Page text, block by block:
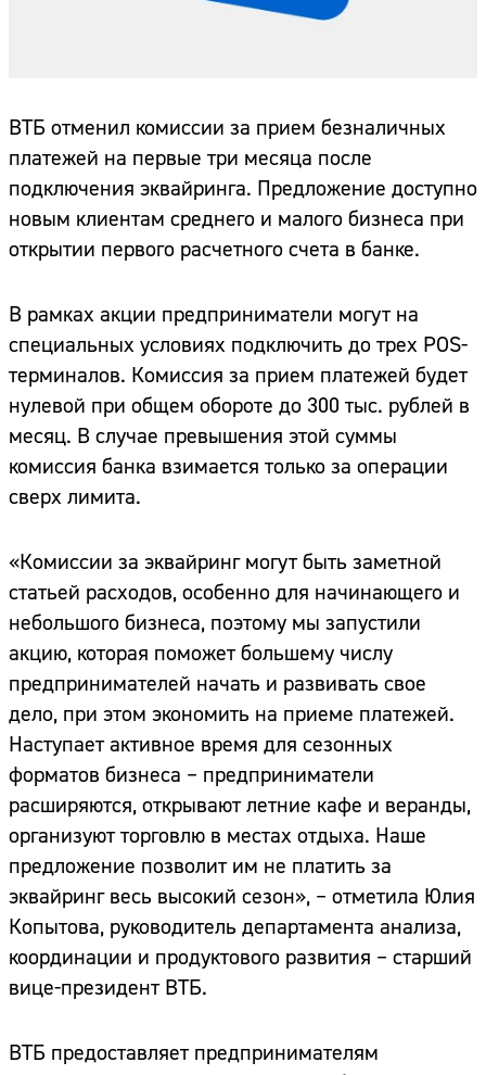
ВТБ отменил комиссии за прием безналичных
платежей на первые три месяца после
подключения эквайринга. Предложение доступно
новым клиентам среднего и малого бизнеса при
открытии первого расчетного счета в банке.
В рамках акции предприниматели могут на
специальных условиях подключить до трех POS-
терминалов. Комиссия за прием платежей будет
нулевой при общем обороте до 300 тыс. рублей в
месяц. В случае превышения этой суммы
комиссия банка взимается только за операции
сверх лимита.
«Комиссии за эквайринг могут быть заметной
статьей расходов, особенно для начинающего и
небольшого бизнеса, поэтому мы запустили
акцию, которая поможет большему числу
предпринимателей начать и развивать свое
дело, при этом экономить на приеме платежей.
Наступает активное время для сезонных
форматов бизнеса – предприниматели
расширяются, открывают летние кафе и веранды,
организуют торговлю в местах отдыха. Наше
предложение позволит им не платить за
эквайринг весь высокий сезон», – отметила Юлия
Копытова, руководитель департамента анализа,
координации и продуктового развития – старший
вице-президент ВТБ.
ВТБ предоставляет предпринимателям